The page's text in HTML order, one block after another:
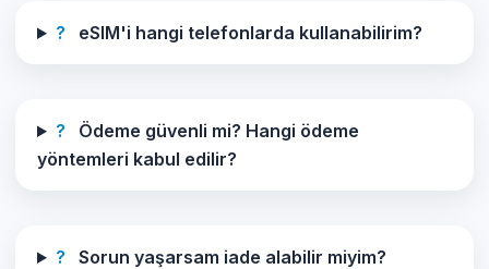
? eSIM'i hangi telefonlarda kullanabilirim?
?
Ödeme güvenli mi? Hangi ödeme
yöntemleri kabul edilir?
? Sorun yaşarsam iade alabilir miyim?